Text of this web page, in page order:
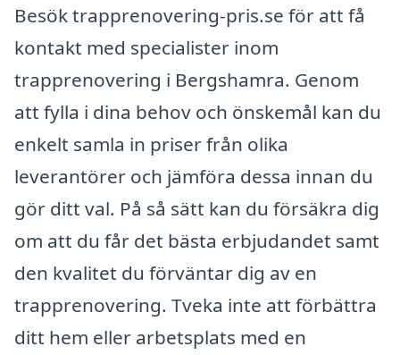
Besök trapprenovering-pris.se för att få
kontakt med specialister inom
trapprenovering i Bergshamra. Genom
att fylla i dina behov och önskemål kan du
enkelt samla in priser från olika
leverantörer och jämföra dessa innan du
gör ditt val. På så sätt kan du försäkra dig
om att du får det bästa erbjudandet samt
den kvalitet du förväntar dig av en
trapprenovering. Tveka inte att förbättra
ditt hem eller arbetsplats med en